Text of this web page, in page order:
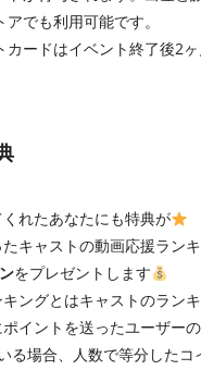
でも利用可能です。
ードはイベント終了後2ヶ
れたあなたにも特典が
キャストの動画応援ラン
をプレゼントします
ングとはキャストのラン
イントを送ったユーザーの
る場合、人数で等分したコ